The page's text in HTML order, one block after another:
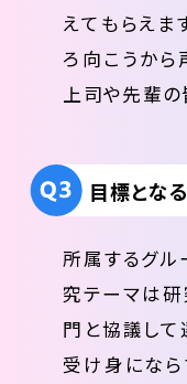
えてもらえま
ろ向こうから
上司や先輩の
目標とな
所属するグル
究テーマは
門と協議して
受け身になら